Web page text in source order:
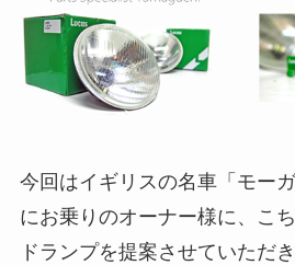
今回はイギリスの名車「モー
にお乗りのオーナー様に、こ
ドランプを提案させていただ